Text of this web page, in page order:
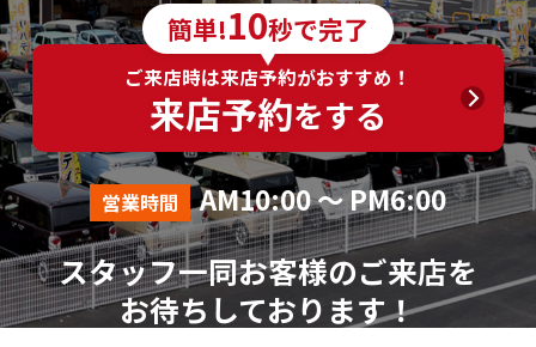
簡単!10秒で完了
ご来店時は来店予約がおすすめ！
来店予約をする
営業時間 AM10:00 ～ PM6:00
スタッフ一同お客様のご来店を
お待ちしております！